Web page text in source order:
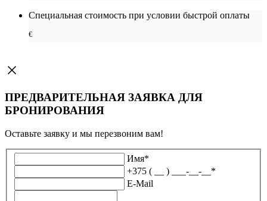
Специальная cтоимость при условии быстрой оплаты
€
ПРЕДВАРИТЕЛЬНАЯ ЗАЯВКА ДЛЯ
БРОНИРОВАНИЯ
Оставьте заявку и мы перезвоним вам!
Имя*
+375 ( __ ) ___-__-__ *
E-Mail